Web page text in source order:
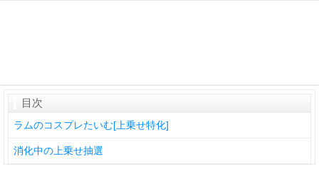
目次
ラムのコスプレたいむ[上乗せ特化]
消化中の上乗せ抽選